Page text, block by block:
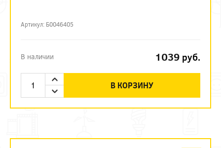
Артикул: Б0046405
В наличии 1039 руб.
В КОРЗИНУ